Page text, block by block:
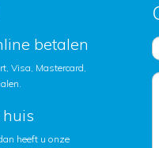
betalen
Visa, Mastercard,
heeft u onze